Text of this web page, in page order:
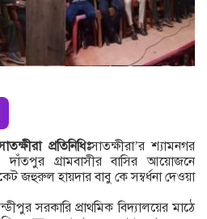
প্রতিনিধিঃসাতক্ষীরা’র শ্যামনগর
গ্রামবাসীর বাসির আয়োজনে
জহুরুল হায়দার বাবু কে সম্বর্ধনা দেওয়া
সরকারি প্রাথমিক বিদ্যালয়ের মাঠে